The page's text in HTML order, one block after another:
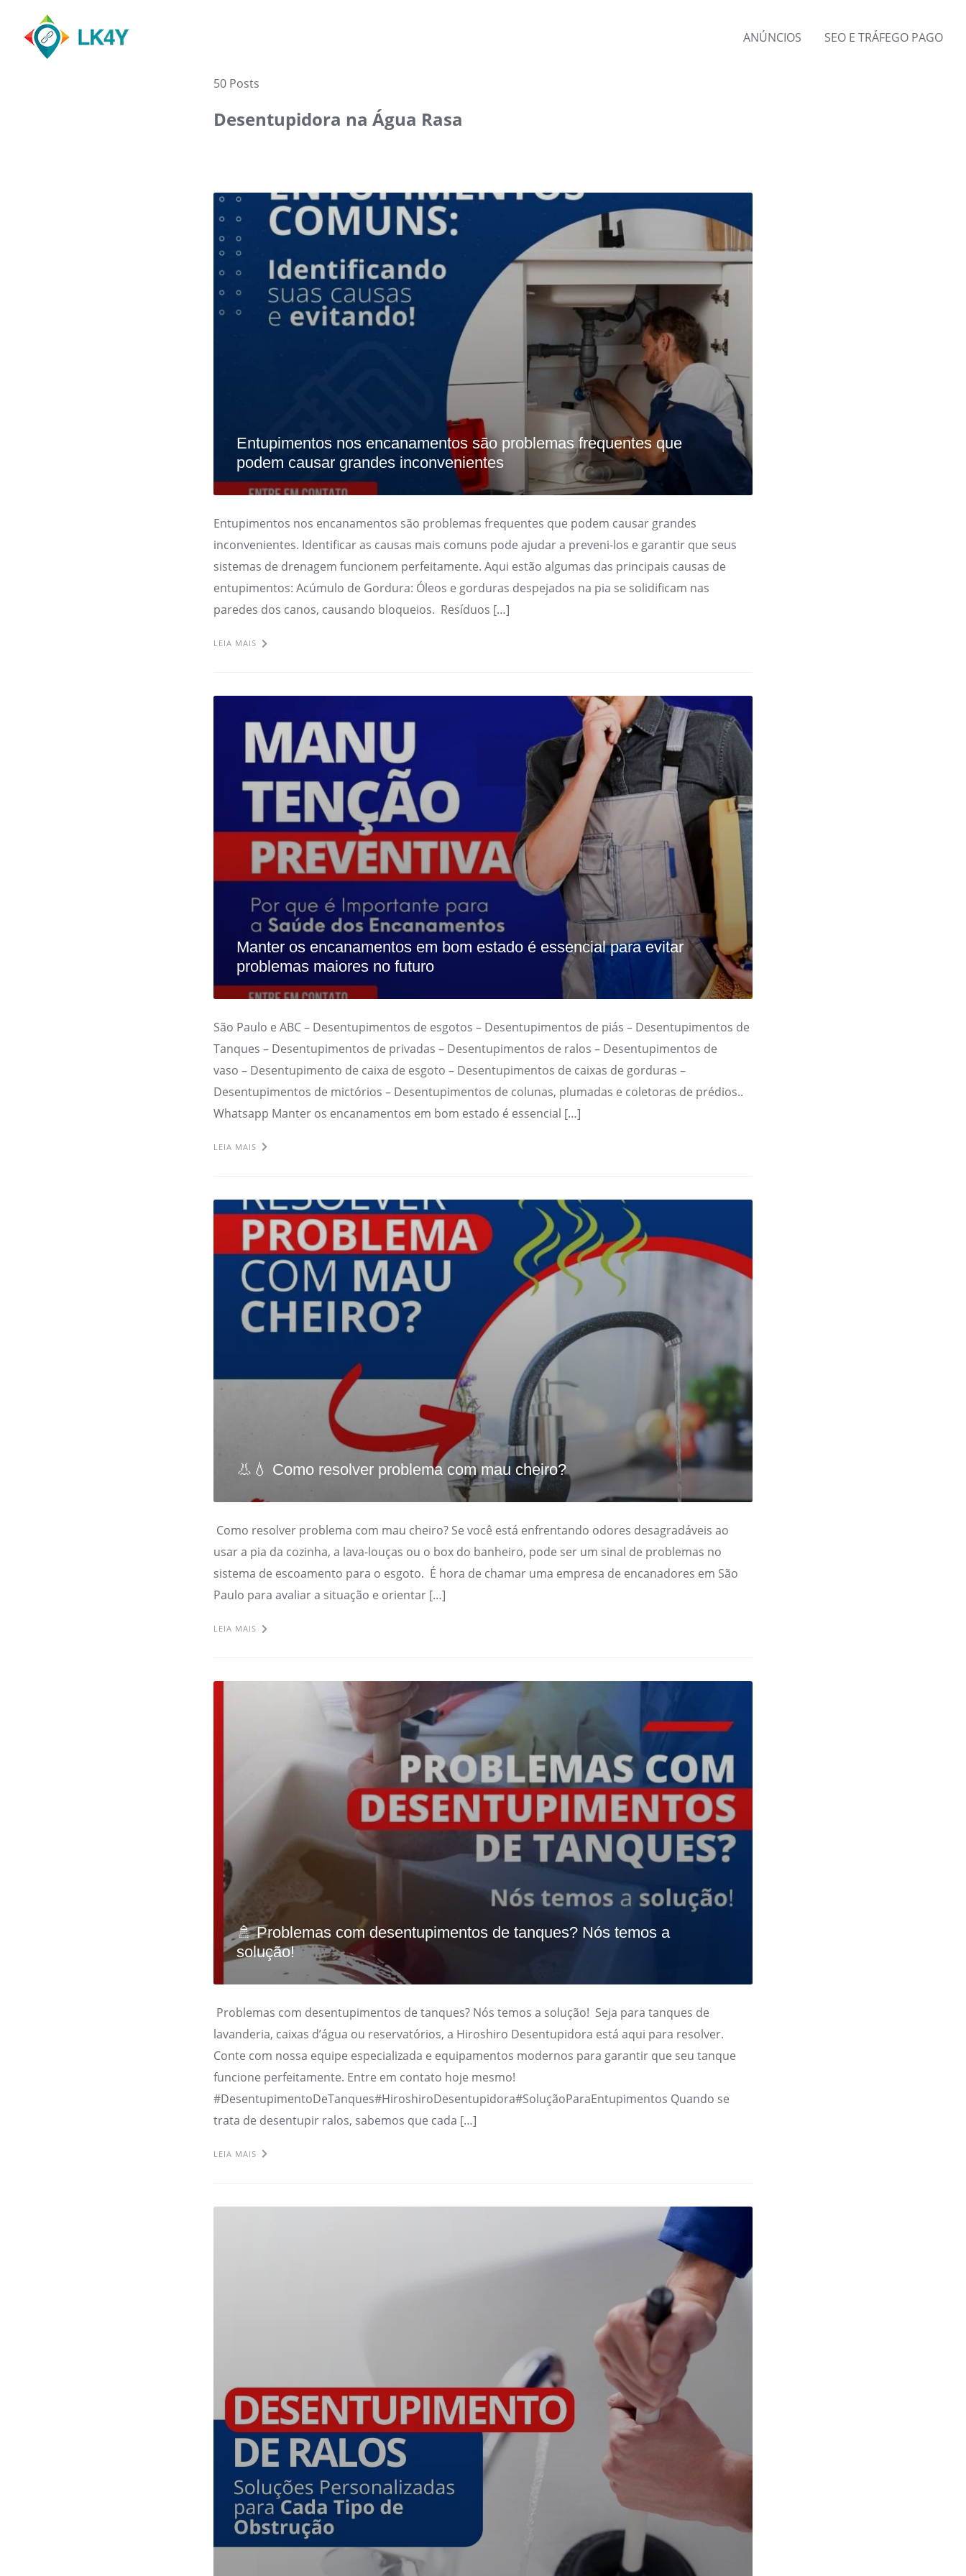
content
ANÚNCIOS SEO E TRÁFEGO PAGO
50 Posts
Desentupidora na Água Rasa‎
Entupimentos nos encanamentos são problemas frequentes que
podem causar grandes inconvenientes
Entupimentos nos encanamentos são problemas frequentes que podem causar grandes
inconvenientes. Identificar as causas mais comuns pode ajudar a preveni-los e garantir que seus
sistemas de drenagem funcionem perfeitamente. Aqui estão algumas das principais causas de
entupimentos: Acúmulo de Gordura: Óleos e gorduras despejados na pia se solidificam nas
paredes dos canos, causando bloqueios. Resíduos […]
LEIA MAIS
Manter os encanamentos em bom estado é essencial para evitar
problemas maiores no futuro
São Paulo e ABC – Desentupimentos de esgotos – Desentupimentos de piás – Desentupimentos de
Tanques – Desentupimentos de privadas – Desentupimentos de ralos – Desentupimentos de
vaso – Desentupimento de caixa de esgoto – Desentupimentos de caixas de gorduras –
Desentupimentos de mictórios – Desentupimentos de colunas, plumadas e coletoras de prédios..
Whatsapp Manter os encanamentos em bom estado é essencial […]
LEIA MAIS
👃💧 Como resolver problema com mau cheiro?
Como resolver problema com mau cheiro? Se você está enfrentando odores desagradáveis ao
usar a pia da cozinha, a lava-louças ou o box do banheiro, pode ser um sinal de problemas no
sistema de escoamento para o esgoto. É hora de chamar uma empresa de encanadores em São
Paulo para avaliar a situação e orientar […]
LEIA MAIS
🚿 Problemas com desentupimentos de tanques? Nós temos a
solução!
Problemas com desentupimentos de tanques? Nós temos a solução! Seja para tanques de
lavanderia, caixas d’água ou reservatórios, a Hiroshiro Desentupidora está aqui para resolver.
Conte com nossa equipe especializada e equipamentos modernos para garantir que seu tanque
funcione perfeitamente. Entre em contato hoje mesmo!
#DesentupimentoDeTanques#HiroshiroDesentupidora#SoluçãoParaEntupimentos Quando se
trata de desentupir ralos, sabemos que cada […]
LEIA MAIS